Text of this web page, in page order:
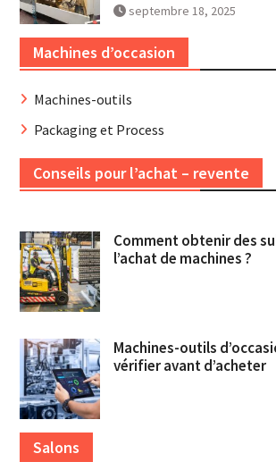
septembre 18, 2025
Machines d’occasion
Machines-outils
Packaging et Process
Conseils pour l’achat – revente
Comment obtenir des
l’achat de machines ?
Machines-outils
vérifier avant d’acheter
Salons